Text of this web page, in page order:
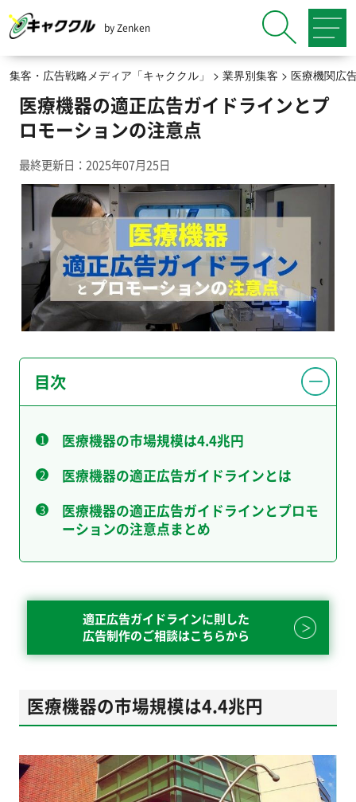
by Zenken
集客・広告戦略メディア「キャククル」 > 業界別集客 > 医療機関広
医療機器の適正広告ガイドラインとプ
ロモーションの注意点
最終更新日：2025年07月25日
目次
医療機器の市場規模は4.4兆円
医療機器の適正広告ガイドラインとは
医療機器の適正広告ガイドラインとプロモ
ーションの注意点まとめ
適正広告ガイドラインに則した
広告制作のご相談はこちらから
医療機器の市場規模は4.4兆円